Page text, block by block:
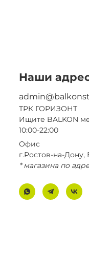
ТРК ГОРИЗОНТ
Ищите BALKON
10:00-22:00
Офис
г.Ростов-на-Дону,
* магазина по